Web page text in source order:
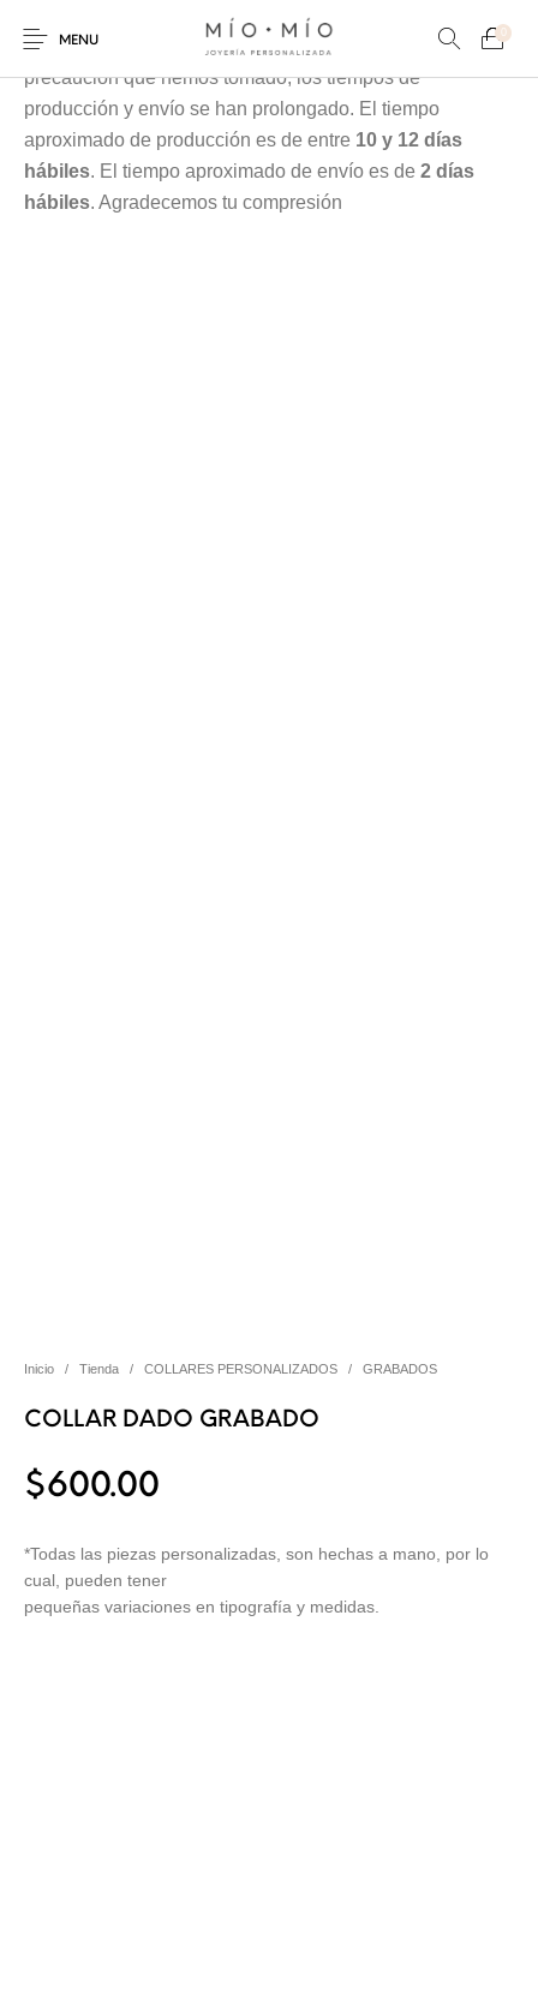
MENU
0
Cada pieza es elaborada en nuestra taller especialmente
para tí, debido a la contingencia y a las medidas de
precaución que hemos tomado, los tiempos de
producción y envío se han prolongado. El tiempo
aproximado de producción es de entre 10 y 12 días
hábiles. El tiempo aproximado de envío es de2 días
hábiles. Agradecemos tu compresión
Inicio / Tienda / COLLARES PERSONALIZADOS / GRABADOS
COLLAR DADO GRABADO
$600.00
*Todas las piezas personalizadas, son hechas a mano, por lo
cual, pueden tener
pequeñas variaciones en tipografía y medidas.